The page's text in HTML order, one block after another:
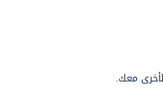
معك.